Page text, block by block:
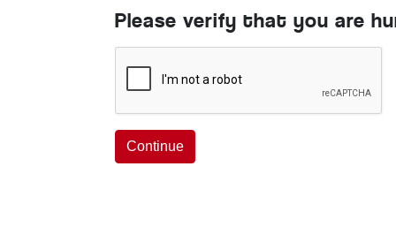
Please verify that you are
Continue